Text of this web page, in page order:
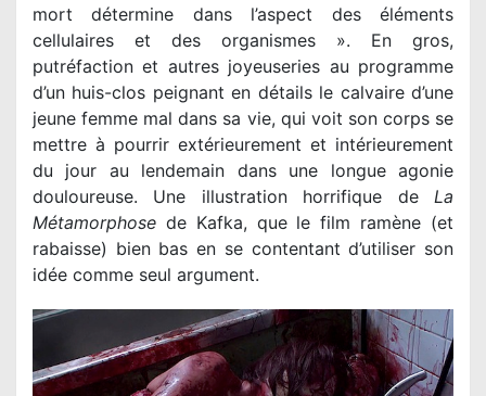
mort détermine dans l’aspect des éléments
cellulaires et des organismes ». En gros,
putréfaction et autres joyeuseries au programme
d’un huis-clos peignant en détails le calvaire d’une
jeune femme mal dans sa vie, qui voit son corps se
mettre à pourrir extérieurement et intérieurement
du jour au lendemain dans une longue agonie
douloureuse. Une illustration horrifique de La
Métamorphose de Kafka, que le film ramène (et
rabaisse) bien bas en se contentant d’utiliser son
idée comme seul argument.